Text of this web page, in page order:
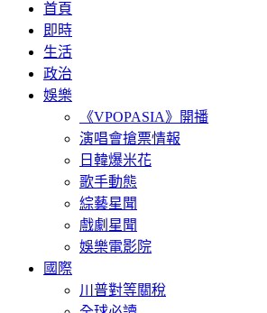
首頁
即時
生活
政治
娛樂
《VPOPASIA》開播
演唱會搶票情報
日韓爆米花
歌手動態
綜藝星聞
戲劇星聞
娛樂電影院
國際
川普對等關稅